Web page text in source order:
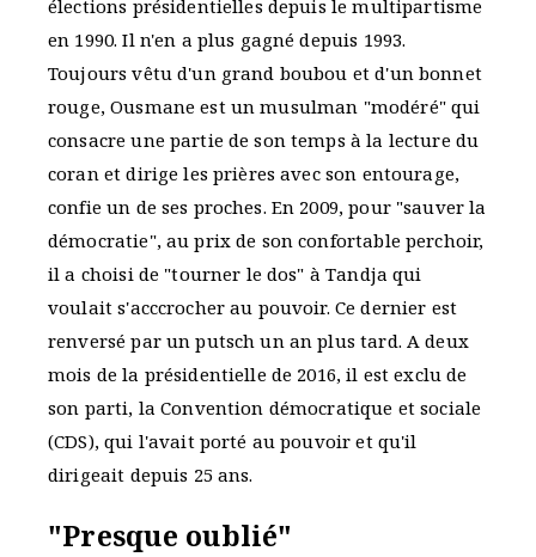
élections présidentielles depuis le multipartisme
en 1990. Il n'en a plus gagné depuis 1993.
Toujours vêtu d'un grand boubou et d'un bonnet
rouge, Ousmane est un musulman "modéré" qui
consacre une partie de son temps à la lecture du
coran et dirige les prières avec son entourage,
confie un de ses proches. En 2009, pour "sauver la
démocratie", au prix de son confortable perchoir,
il a choisi de "tourner le dos" à Tandja qui
voulait s'acccrocher au pouvoir. Ce dernier est
renversé par un putsch un an plus tard. A deux
mois de la présidentielle de 2016, il est exclu de
son parti, la Convention démocratique et sociale
(CDS), qui l'avait porté au pouvoir et qu'il
dirigeait depuis 25 ans.
"Presque oublié"